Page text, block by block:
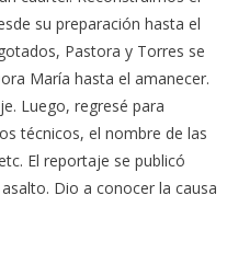
su preparación hasta el
Pastora y Torres se
María hasta el amanecer.
Luego, regresé para
técnicos, el nombre de las
El reportaje se publicó
Dio a conocer la causa